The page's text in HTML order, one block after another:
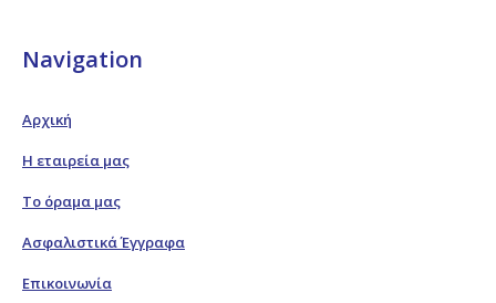
Navigation
Αρχική
Η εταιρεία μας
Το όραμα μας
Ασφαλιστικά Έγγραφα
Επικοινωνία